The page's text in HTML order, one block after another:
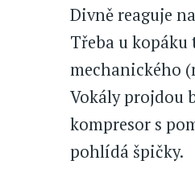
Divně reaguje
Třeba u kopáku
mechanického
Vokály projdou
kompresor s
pohlídá špičky.